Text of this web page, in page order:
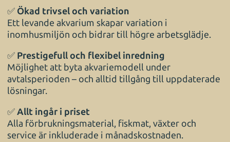
✅ Ökad trivsel och variation
Ett levande akvarium skapar variation i
inomhusmiljön och bidrar till högre arbetsglädje.
✅ Prestigefull och flexibel inredning
Möjlighet att byta akvariemodell under
avtalsperioden – och alltid tillgång till uppdaterade
lösningar.
✅Allt ingår i priset
Alla förbrukningsmaterial, fiskmat, växter och
service är inkluderade i månadskostnaden.